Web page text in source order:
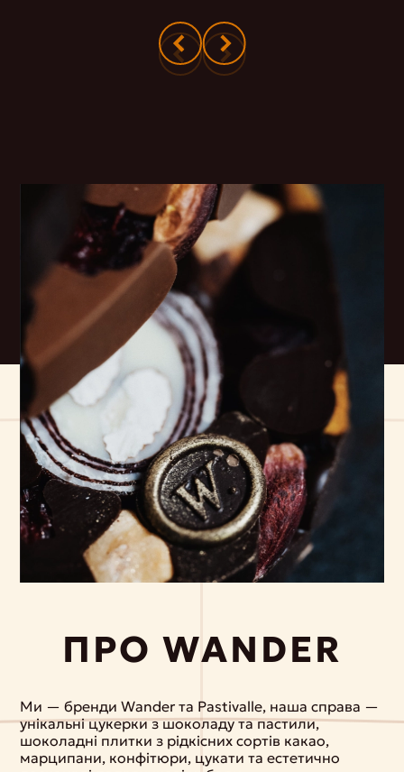
ПРО WANDER
Ми — бренди Wander та Pastivalle, наша справа —
унікальні цукерки з шоколаду та пастили,
шоколадні плитки з рідкісних сортів какао,
марципани, конфітюри, цукати та естетично